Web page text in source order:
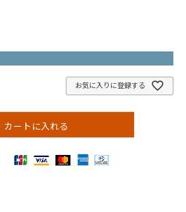
お気に入りに登録する
カートに入れる